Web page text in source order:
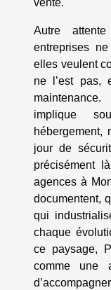
vente.
Autre
entreprises
elles veulent
ne l’est pas,
implique
hébergement,
jour de
précisément
agences à
documentent,
qui
chaque
ce paysage,
comme une